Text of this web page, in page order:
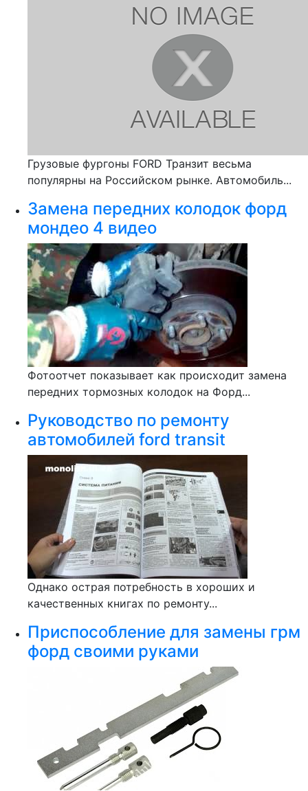
Грузовые фургоны FORD Транзит весьма
популярны на Российском рынке. Автомобиль...
Замена передних колодок форд
мондео 4 видео
Фотоотчет показывает как происходит замена
передних тормозных колодок на Форд...
Руководство по ремонту
автомобилей ford transit
Однако острая потребность в хороших и
качественных книгах по ремонту...
Приспособление для замены грм
форд своими руками